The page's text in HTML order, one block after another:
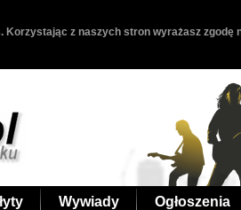
z naszych stron wyrażasz zgodę
Wywiady Ogłoszenia